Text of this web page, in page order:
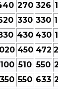
270 326 128
330 330
430 430 183
450 472
510 550
550 633